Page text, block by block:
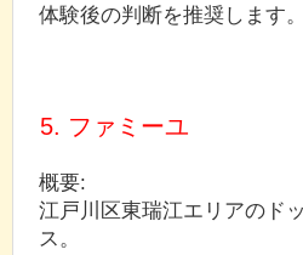
体験後の判断を推奨します。
5. ファミーユ
概要:
江戸川区東瑞江エリアのド
ス。